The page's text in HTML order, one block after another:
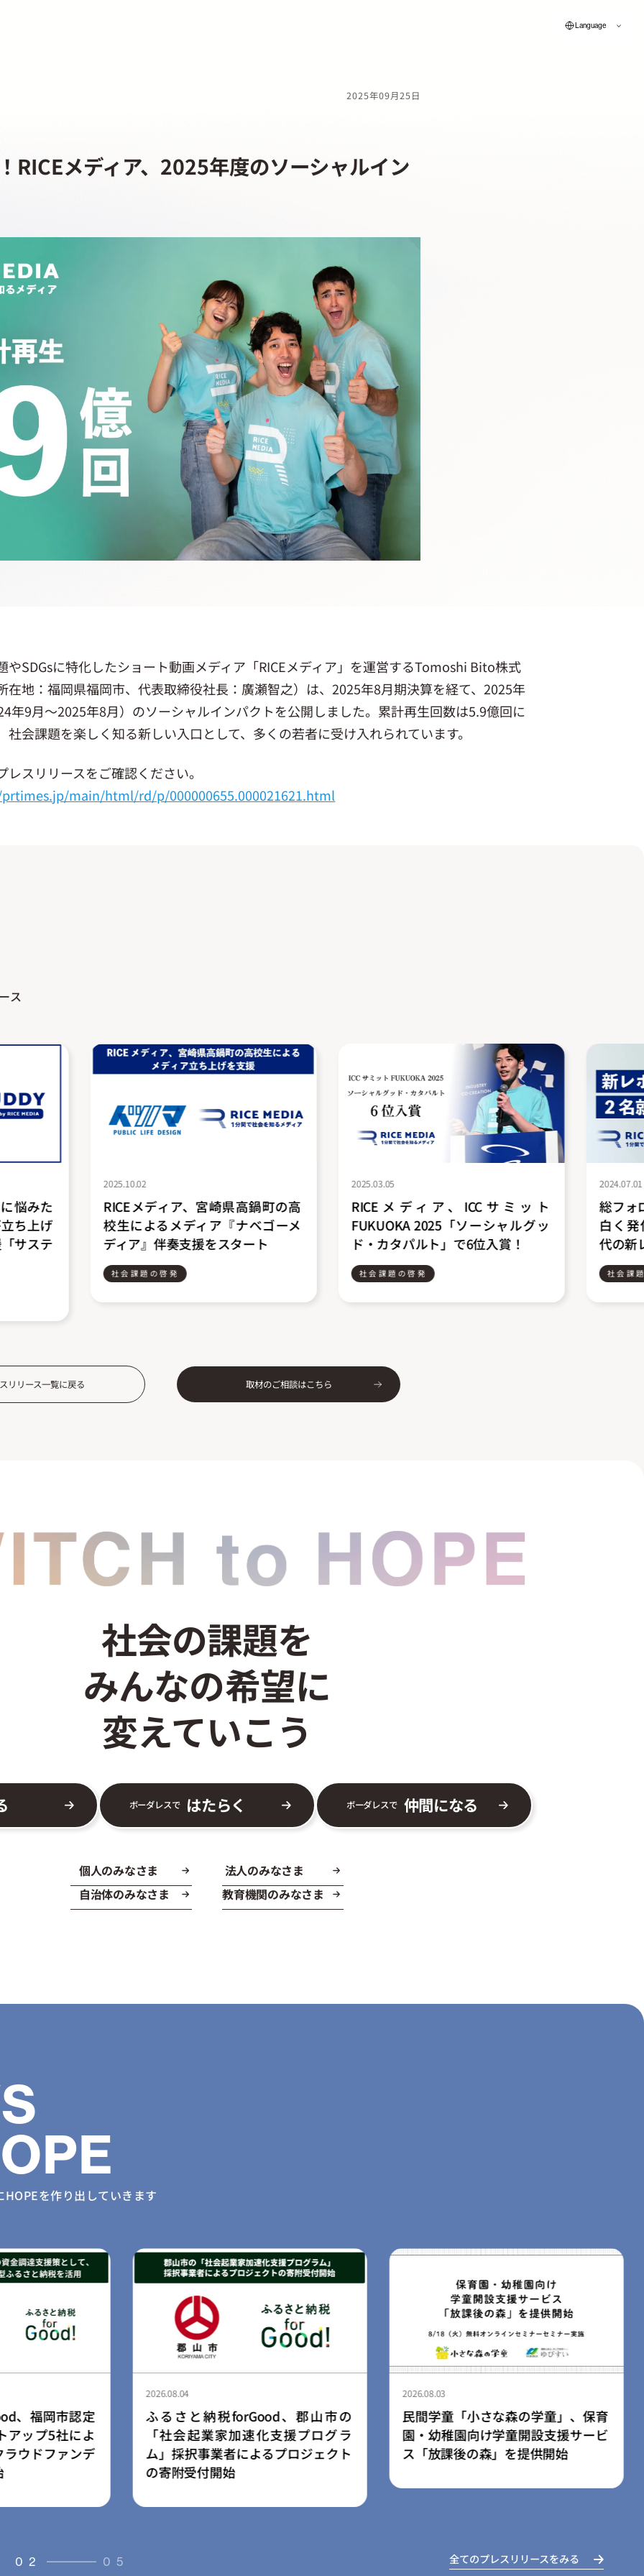
Language
2025年09月25日
RICEメディア、2025年度のソーシャルイン
やSDGsに特化したショート動画メディア「RICEメディア」を運営するTomoshi Bito株式
在地：福岡県福岡市、代表取締役社⻑：廣瀬智之）は、2025年8月期決算を経て、2025年
年9月〜2025年8月）のソーシャルインパクトを公開しました。累計再生回数は5.9億回に
社会課題を楽しく知る新しい入口として、多くの若者に受け入れられています。
レスリリースをご確認ください。
main/html/rd/p/000000655.000021621.html
ス
町の高
ゴーメ
ト
2025.03.05
RICEメディア、ICCサミット
FUKUOKA 2025「ソーシャルグッ
ド・カタパルト」で6位入賞！
社会課題の啓発
2024.07.01
総フォロワー数50万人！SDGsを面
白く発信するRICEメディアにZ世
代の新レポーターが就任
社会課題の啓発
2024.02.16
社会課
「
シャル
を受賞
リリース一覧に戻る 取材のご相談はこちら
社会の課題を
みんなの希望に
変えていこう
ボーダレスで はたらく ボーダレスで 仲間になる
個人のみなさま
法人のみなさま
自治体のみなさま
教育機関のみなさま
HOPEを作り出していきます
、郡山市の
支援プログラ
プロジェクト
2026.08.03
民間学童「小さな森の学童」、保育
園・幼稚園向け学童開設支援サービ
ス「放課後の森」を提供開始
2026.08.03
ライフスタイルブランド「LIB」、
広島空港店を8月3日にリニューアル
オープン
03 05 全てのプレスリリースをみる